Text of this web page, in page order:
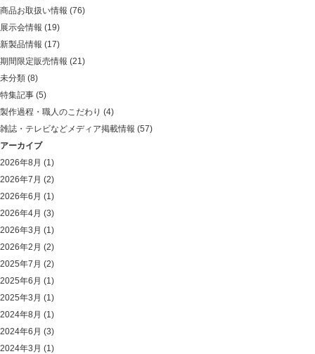
商品お取扱い情報 (76)
展示会情報 (19)
新製品情報 (17)
期間限定販売情報 (21)
未分類 (8)
特集記事 (5)
製作過程・職人のこだわり (4)
雑誌・テレビなどメディア掲載情報 (57)
アーカイブ
2026年8月 (1)
2026年7月 (2)
2026年6月 (1)
2026年4月 (3)
2026年3月 (1)
2026年2月 (2)
2025年7月 (2)
2025年6月 (1)
2025年3月 (1)
2024年8月 (1)
2024年6月 (3)
2024年3月 (1)